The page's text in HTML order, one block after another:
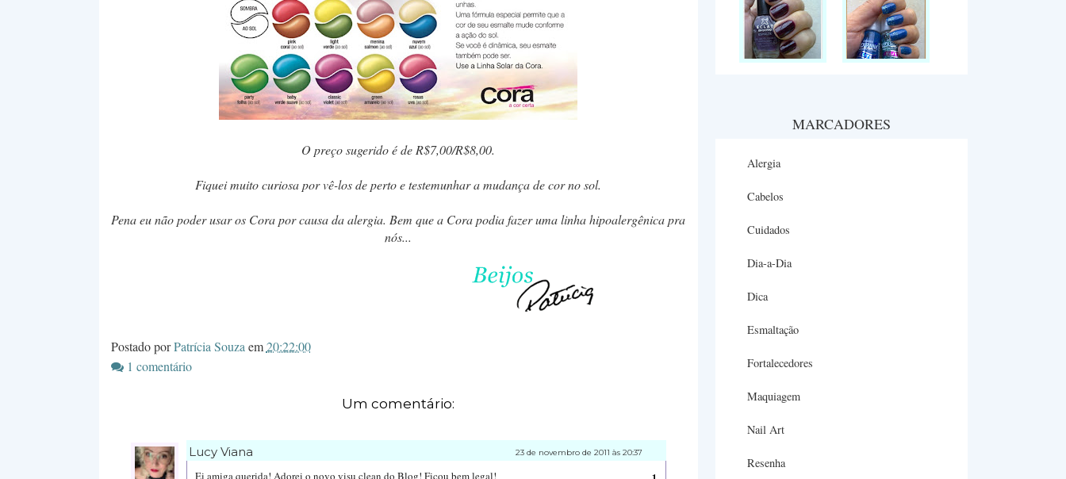
O preço sugerido é de R$7,00/R$8,00.
Fiquei muito curiosa por vê-los de perto e testemunhar a mudança de cor no sol.
Pena eu não poder usar os Cora por causa da alergia. Bem que a Cora podia fazer uma linha hipoalergênica pra
nós...
Postado porPatrícia Souza em20:22:00
1 comentário
Um comentário:
Lucy Viana 23 de novembro de 2011 às 20:37
Ei amiga querida! Adorei o novo visu clean do Blog! Ficou bem legal!
MARCADORES
Alergia
Cabelos
Cuidados
Dia-a-Dia
Dica
Esmaltação
Fortalecedores
Maquiagem
Nail Art
Resenha